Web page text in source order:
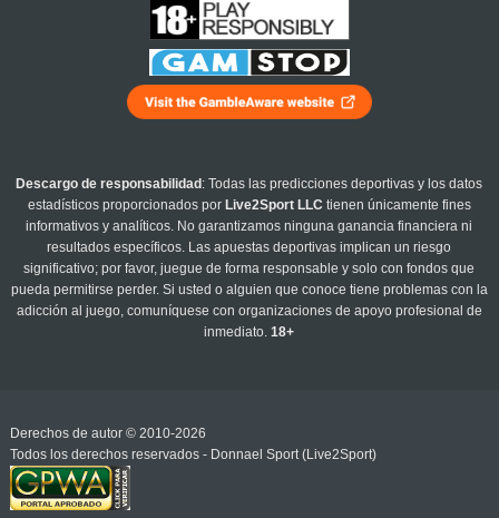
Descargo de responsabilidad : Todas las predicciones deportivas y los datos
estadísticos proporcionados por Live2Sport LLC tienen únicamente fines
informativos y analíticos. No garantizamos ninguna ganancia financiera ni
resultados específicos. Las apuestas deportivas implican un riesgo
significativo; por favor, juegue de forma responsable y solo con fondos que
pueda permitirse perder. Si usted o alguien que conoce tiene problemas con la
adicción al juego, comuníquese con organizaciones de apoyo profesional de
inmediato.18+
Derechos de autor © 2010-2026
Todos los derechos reservados - Donnael Sport (Live2Sport)